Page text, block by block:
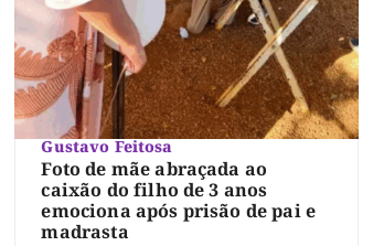
Gustavo Feitosa
Foto de mãe abraçada ao
caixão do filho de 3 anos
emociona após prisão de pai e
madrasta